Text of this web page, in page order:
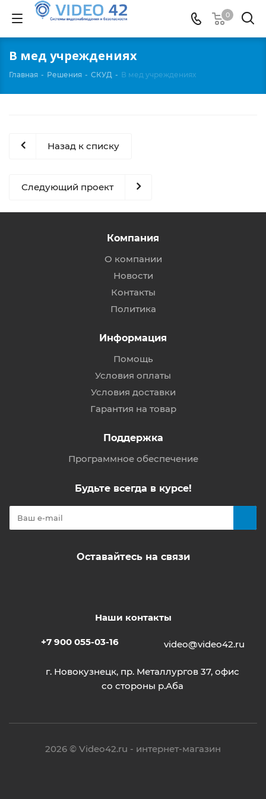
0
В мед учреждениях
Главная - Решения - СКУД - В мед учреждениях
Назад к списку
Следующий проект
Компания
О компании
Новости
Контакты
Политика
Информация
Помощь
Условия оплаты
Условия доставки
Гарантия на товар
Поддержка
Программное обеспечение
Будьте всегда в курсе!
Оставайтесь на связи
Наши контакты
+7 900 055-03-16 video@video42.ru
г. Новокузнецк, пр. Металлургов 37, офис
со стороны р.Аба
2026 © Video42.ru - интернет-магазин